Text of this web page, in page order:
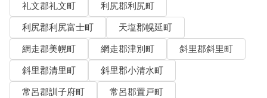
礼文郡礼文町
利尻郡利尻町
利尻郡利尻富士町
天塩郡幌延町
網走郡美幌町
網走郡津別町
斜里郡斜里町
斜里郡清里町
斜里郡小清水町
常呂郡訓子府町
常呂郡置戸町